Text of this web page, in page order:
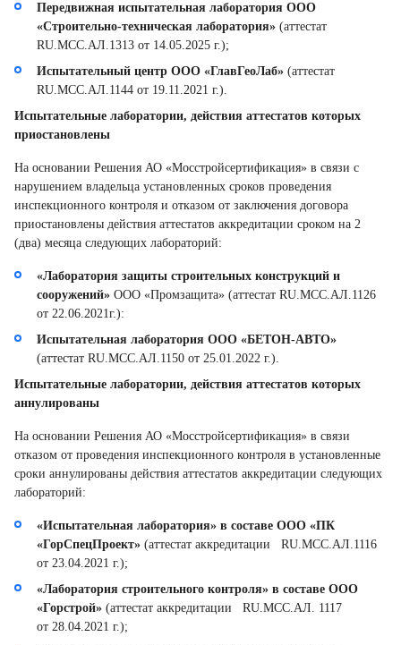
Передвижная испытательная лаборатория ООО
«Строительно-техническая лаборатория» (аттестат
RU.MCC.АЛ.1313 от 14.05.2025 г.);
Испытательный центр ООО «ГлавГеоЛаб» (аттестат
RU.MCC.АЛ.1144 от 19.11.2021 г.).
Испытательные лаборатории, действия аттестатов которых
приостановлены
На основании Решения АО «Мосстройсертификация» в связи с
нарушением владельца установленных сроков проведения
инспекционного контроля и отказом от заключения договора
приостановлены действия аттестатов аккредитации сроком на 2
(два) месяца следующих лабораторий:
«Лаборатория защиты строительных конструкций и
сооружений» ООО «Промзащита» (аттестат RU.MCC.АЛ.1126
от 22.06.2021г.):
Испытательная лаборатория ООО «БЕТОН-АВТО»
(аттестат RU.MCC.АЛ.1150 от 25.01.2022 г.).
Испытательные лаборатории, действия аттестатов которых
аннулированы
На основании Решения АО «Мосстройсертификация» в связи
отказом от проведения инспекционного контроля в установленные
сроки аннулированы действия аттестатов аккредитации следующих
лабораторий:
«Испытательная лаборатория» в составе ООО «ПК
«ГорСпецПроект» (аттестат аккредитации RU.MCC.АЛ.1116
от 23.04.2021 г.);
«Лаборатория строительного контроля» в составе ООО
«Горстрой» (аттестат аккредитации RU.MCC.АЛ. 1117
от 28.04.2021 г.);